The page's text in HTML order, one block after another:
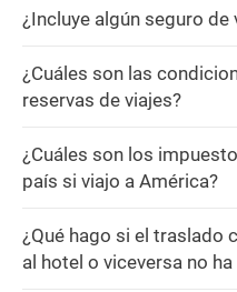
¿Incluye algún seguro de
¿Cuáles son las
reservas de viajes?
¿Cuáles son los
país si viajo a América?
¿Qué hago si el traslado
al hotel o viceversa no